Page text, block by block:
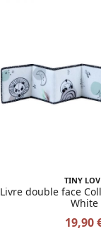
TINY
Livre double face
White
19,90